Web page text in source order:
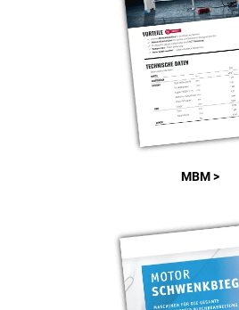
MBM >